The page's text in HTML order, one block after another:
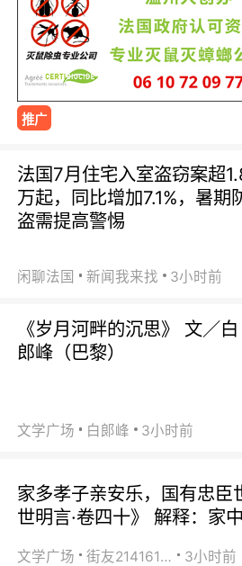
推广
法国7月住宅入室盗窃案超
万起，同比增加7.1%，暑期
盗需提高警惕
闲聊法国 新闻我来找 3小时前
《岁月河畔的沉思》 文／白
郎峰（巴黎）
文学广场 白郞峰 3小时前
家多孝子亲安乐，国有忠臣
世明言·卷四十》 解释：家
文学广场 街友21416156 3小时前